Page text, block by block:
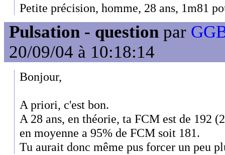
Petite précision, homme, 28 ans, 1m81
Pulsation - question par
20/09/04 à 10:18:14
Bonjour,
A priori, c'est bon.
A 28 ans, en théorie, ta FCM est de 192
en moyenne a 95% de FCM soit 181.
Tu aurait donc même pus forcer un peu